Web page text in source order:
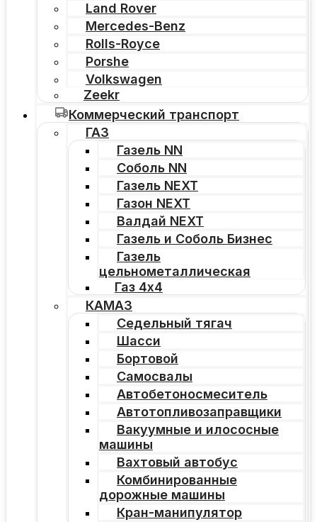
Land Rover
Mercedes-Benz
Rolls-Royce
Porshe
Volkswagen
Zeekr
Коммерческий транспорт
ГАЗ
Газель NN
Соболь NN
Газель NEXT
Газон NEXT
Валдай NEXT
Газель и Соболь Бизнес
Газель
цельнометаллическая
Газ 4х4
КАМАЗ
Седельный тягач
Шасси
Бортовой
Самосвалы
Автобетоносмеситель
Автотопливозаправщики
Вакуумные и илососные
машины
Вахтовый автобус
Комбинированные
дорожные машины
Кран-манипулятор